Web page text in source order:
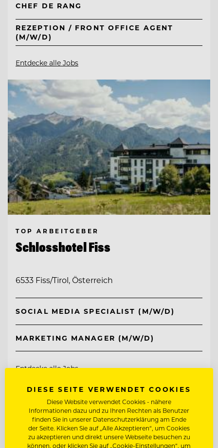
CHEF DE RANG
REZEPTION / FRONT OFFICE AGENT
(M/W/D)
Entdecke alle Jobs
TOP ARBEITGEBER
Schlosshotel Fiss
6533 Fiss/Tirol, Österreich
SOCIAL MEDIA SPECIALIST (M/W/D)
MARKETING MANAGER (M/W/D)
Entdecke alle Jobs
DIESE SEITE VERWENDET COOKIES
Diese Website verwendet Cookies - nähere
Informationen dazu und zu Ihren Rechten als Benutzer
finden Sie in unserer Datenschutzerklärung am Ende
der Seite. Klicken Sie auf „Alle Akzeptieren“, um Cookies
zu akzeptieren und direkt unsere Webseite besuchen zu
können, oder klicken Sie auf „Cookie-Einstellungen“, um